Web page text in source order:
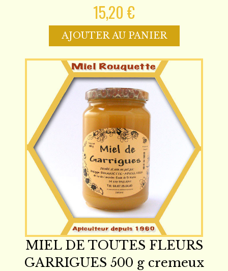
15,20 €
AJOUTER AU PANIER
MIEL DE TOUTES FLEURS
GARRIGUES 500 g cremeux